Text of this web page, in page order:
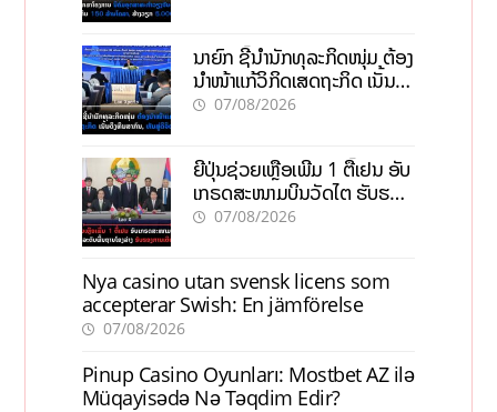
ນາຍົກ ຊີ້ນຳນັກທຸລະກິດໜຸ່ມ ຕ້ອງ
ນຳໜ້າແກ້ວິກິດເສດຖະກິດ ເນັ້ນດຶງ
ທຶນສາກົນ, ຫັນສູ່ດິຈິຕອນ
07/08/2026
ຍີ່ປຸ່ນຊ່ວຍເຫຼືອເພີ່ມ 1 ຕື້ເຢນ ອັບ
ເກຣດສະໜາມບິນວັດໄຕ ຮັບຮອງ
ການເຕີບໂຕ
07/08/2026
Nya casino utan svensk licens som
accepterar Swish: En jämförelse
07/08/2026
Pinup Casino Oyunları: Mostbet AZ ilə
Müqayisədə Nə Təqdim Edir?